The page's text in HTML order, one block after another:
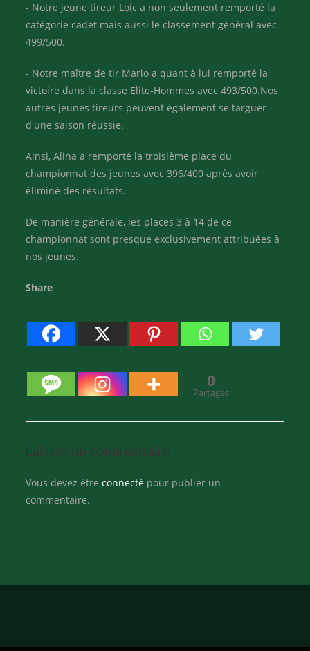
- Notre jeune tireur Loic a non seulement remporté la
catégorie cadet mais aussi le classement général avec
499/500.
- Notre maître de tir Mario a quant à lui remporté la
victoire dans la classe Elite-Hommes avec 493/500.Nos
autres jeunes tireurs peuvent également se targuer
d'une saison réussie.
Ainsi, Alina a remporté la troisième place du
championnat des jeunes avec 396/400 après avoir
éliminé des résultats.
De manière générale, les places 3 à 14 de ce
championnat sont presque exclusivement attribuées à
nos jeunes.
Share
0
Partages
Laisser un commentaire
Vous devez êtreconnecté pour publier un
commentaire.